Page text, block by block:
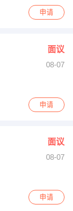
申请
面议
08-07
申请
面议
08-07
申请